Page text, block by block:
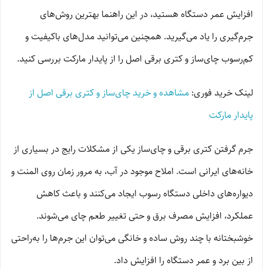
افزایش عمر دستگاه هستید، در این راهنما بهترین روش‌های
جرم‌گیری را یاد می‌گیرید. همچنین می‌توانید مدل‌های باکیفیت و
کم‌رسوب چای‌ساز و کتری برقی اصل را از پایدار مارکت بررسی کنید.
لینک خرید فوری: مشاهده و خرید چای‌ساز و کتری برقی اصل از
پایدار مارکت
جرم گرفتن کتری برقی و چای‌ساز یکی از مشکلات رایج در بسیاری از
خانه‌های ایرانی است. املاح موجود در آب، به مرور زمان روی المنت و
دیواره‌های داخلی دستگاه رسوب ایجاد می‌کنند و باعث کاهش
عملکرد، افزایش مصرف برق و حتی تغییر طعم چای می‌شوند.
خوشبختانه با چند روش ساده و خانگی می‌توان این جرم‌ها را به‌راحتی
از بین برد و عمر دستگاه را افزایش داد.